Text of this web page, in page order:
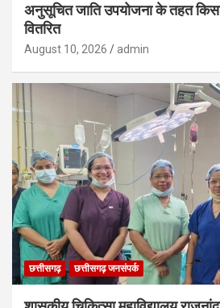
अनुसूचित जाति उपयोजना के तहत
वितरित
August 10, 2026 admin
छत्तीसगढ़ छत्तीसगढ़ जनसंपर्क